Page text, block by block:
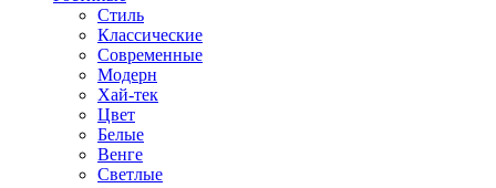
Стиль
Классические
Современные
Модерн
Хай-тек
Цвет
Белые
Венге
Светлые